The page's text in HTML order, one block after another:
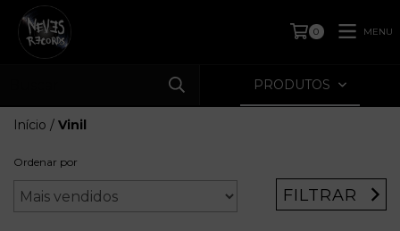
0 MENU
PRODUTOS
Início / Vinil
Ordenar por
FILTRAR